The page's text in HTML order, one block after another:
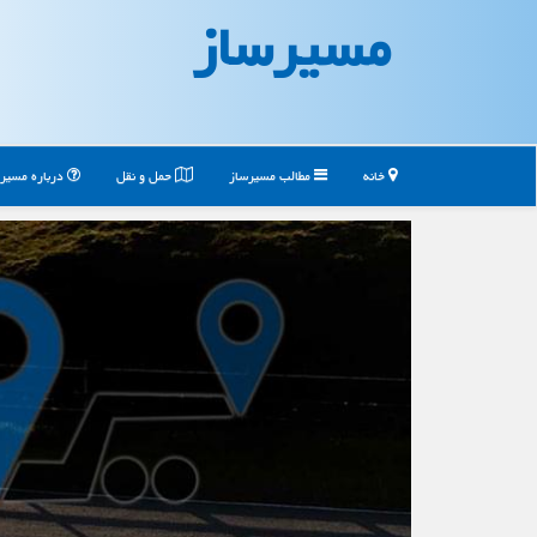
مسیرساز
خانه مطالب مسیرساز حمل و نقل درباره